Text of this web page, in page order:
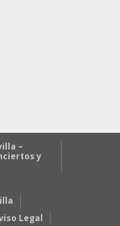
–
y
Legal